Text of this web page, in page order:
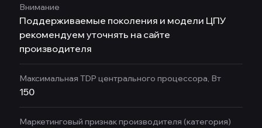
Внимание
Поддерживаемые поколения и модели ЦПУ
рекомендуем уточнять на сайте
производителя
Максимальная TDP центрального процессора, Вт
150
Маркетинговый признак производителя (категория)